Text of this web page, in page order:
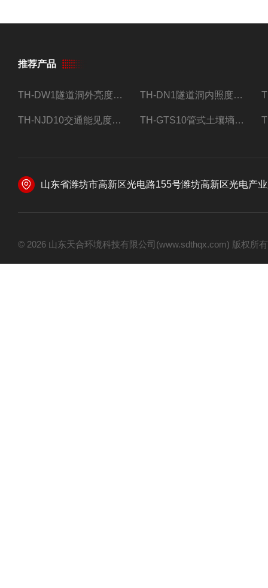
推荐产品
TH-DW1隧道洞外亮度检测器设备 TH-DN1隧道洞内照度检测器设备
TH-NJD10交通能见度监测站 TH-GTS10管式土壤墒情自动监测仪
山东省潍坊市高新区光电路155号潍坊高新区光电产业加速器
© 2026 山东天合环境科技有限公司(www.sdthqx.com) 版权